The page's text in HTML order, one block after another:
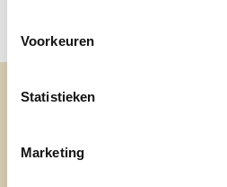
Voorkeuren
Statistieken
Marketing
Altijd
voor mijn eigen